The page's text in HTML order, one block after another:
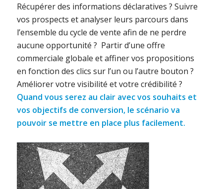
Récupérer des informations déclaratives ? Suivre
vos prospects et analyser leurs parcours dans
l’ensemble du cycle de vente afin de ne perdre
aucune opportunité ? Partir d’une offre
commerciale globale et affiner vos propositions
en fonction des clics sur l’un ou l’autre bouton ?
Améliorer votre visibilité et votre crédibilité ?
Quand vous serez au clair avec vos souhaits et
vos objectifs de conversion, le scénario va
pouvoir se mettre en place plus facilement.